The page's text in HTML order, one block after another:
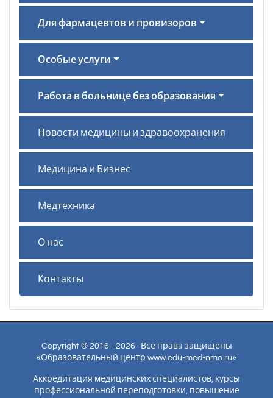
Для фармацевтов и провизоров
Особые услуги
Работа в больнице без образования
Новости медицины и здравоохранения
Медицина и Бизнес
Медтехника
О нас
Контакты
Copyright © 2016 - 2026 · Все права защищены
«Образовательный центр www.edu-med-nmo.ru»
Аккредитация медицинских специалистов, курсы
профессиональной переподготовки, повышение